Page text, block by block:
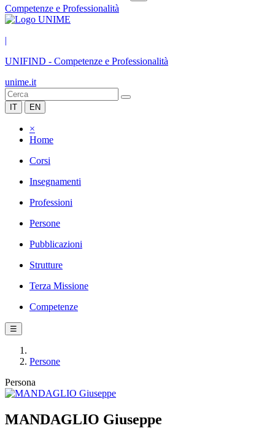
Competenze e Professionalità
|
UNIFIND - Competenze e Professionalità
unime.it
IT EN
×
Home
Corsi
Insegnamenti
Professioni
Persone
Pubblicazioni
Strutture
Terza Missione
Competenze
☰
Persone
Persona
MANDAGLIO Giuseppe